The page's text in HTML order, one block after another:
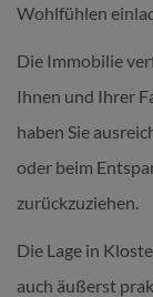
Wohlfühlen
Die Immobilie
Ihnen und Ihrer
haben Sie
oder beim
zurückzuziehen.
Die Lage in
auch äußerst